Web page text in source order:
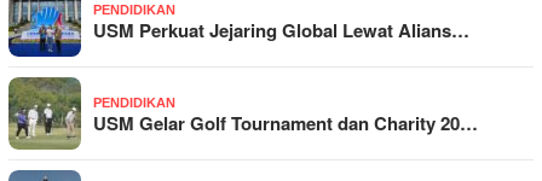
PENDIDIKAN
USM Perkuat Jejaring Global Lewat Alians…
PENDIDIKAN
USM Gelar Golf Tournament dan Charity 20…